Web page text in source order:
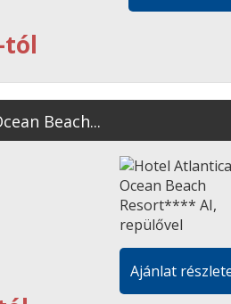
tól
Beach...
Ajánlat